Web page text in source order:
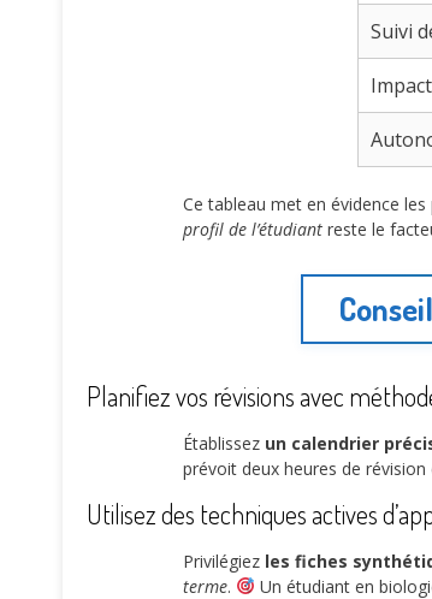
Suivi
Ce tableau met en évidence
profil de l’étudiant reste le
Planifiez vos révisions avec
Établissez un calendrier
prévoit deux heures de
Utilisez des techniques actives
Privilégiez les fiches
terme. Un étudiant en